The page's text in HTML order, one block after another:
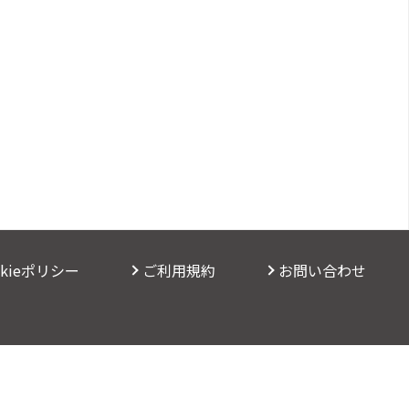
ポリシー ご利用規約 お問い合わせ